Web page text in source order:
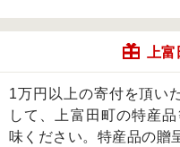
上
1万円以上の寄付を頂い
して、上富田町の特産
味ください。特産品の贈